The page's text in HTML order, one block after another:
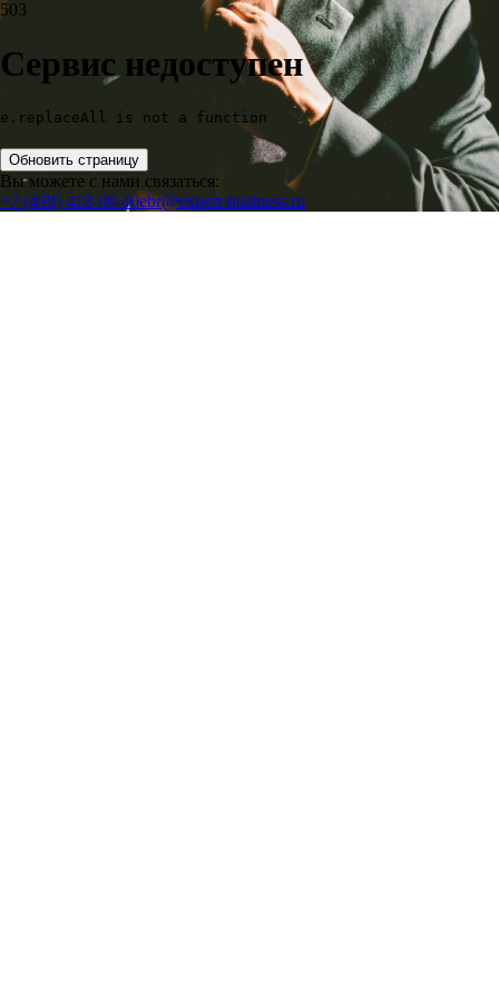
503
Сервис недоступен
e.replaceAll is not a function
Обновить страницу
Вы можете с нами связаться:
+7 (499) 418-00-40ebr@expert-business.ru